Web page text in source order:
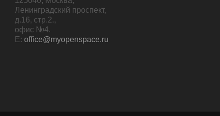
Ленинградский проспект,
д.16, стр.2.,
офис №4.
E: office@myopenspace.ru